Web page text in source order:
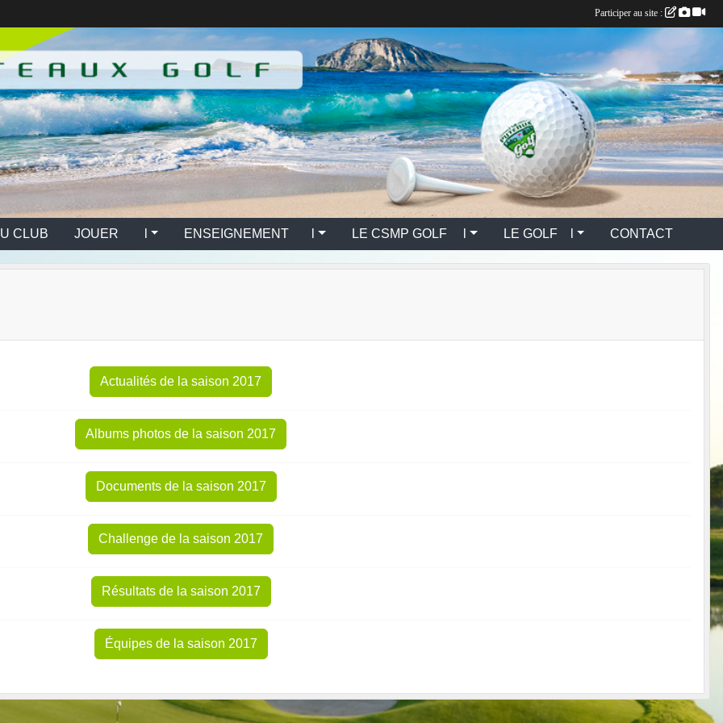
CLUB JOUER l ENSEIGNEMENT l LE CSMP GOLF l LE GOLF l CONTACT
Actualités de la saison 2017
Albums photos de la saison 2017
Documents de la saison 2017
Challenge de la saison 2017
Résultats de la saison 2017
Équipes de la saison 2017
Participer au site :